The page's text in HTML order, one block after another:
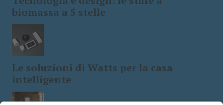
biomassa a 5 stelle
Le soluzioni di Watts per la casa
intelligente